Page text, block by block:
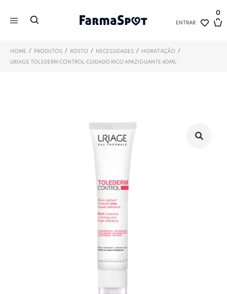
ENTRAR
0
HOME / PRODUTOS / ROSTO / NECESSIDADES / HIDRATAÇÃO /
URIAGE TOLEDERM CONTROL CUIDADO RICO APAZIGUANTE 40ML